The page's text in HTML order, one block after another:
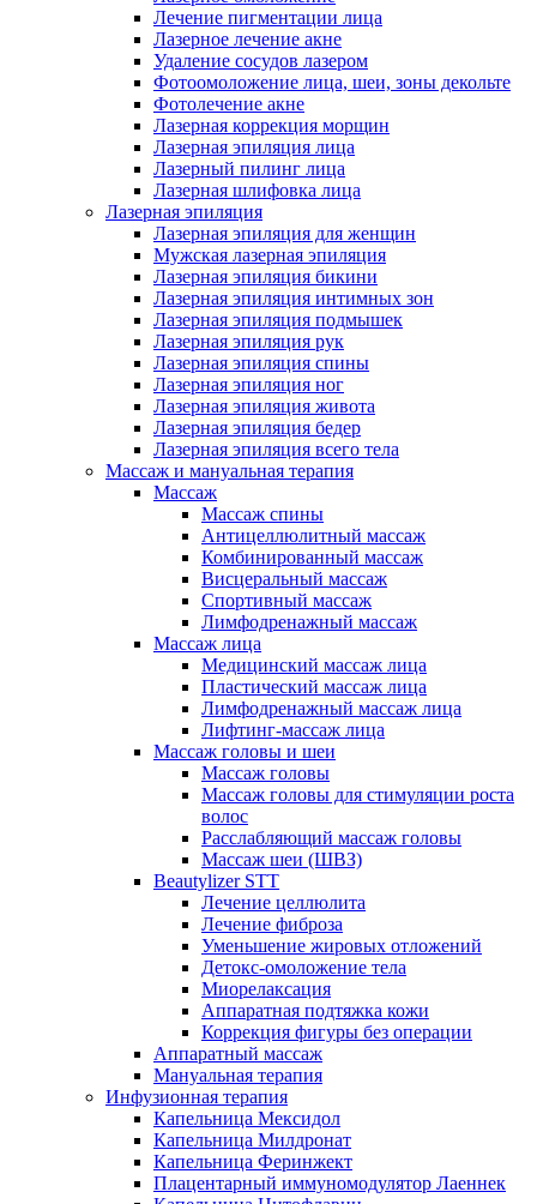
Лечение пигментации лица
Лазерное лечение акне
Удаление сосудов лазером
Фотоомоложение лица, шеи, зоны декольте
Фотолечение акне
Лазерная коррекция морщин
Лазерная эпиляция лица
Лазерный пилинг лица
Лазерная шлифовка лица
Лазерная эпиляция
Лазерная эпиляция для женщин
Мужская лазерная эпиляция
Лазерная эпиляция бикини
Лазерная эпиляция интимных зон
Лазерная эпиляция подмышек
Лазерная эпиляция рук
Лазерная эпиляция спины
Лазерная эпиляция ног
Лазерная эпиляция живота
Лазерная эпиляция бедер
Лазерная эпиляция всего тела
Массаж и мануальная терапия
Массаж
Массаж спины
Антицеллюлитный массаж
Комбинированный массаж
Висцеральный массаж
Спортивный массаж
Лимфодренажный массаж
Массаж лица
Медицинский массаж лица
Пластический массаж лица
Лимфодренажный массаж лица
Лифтинг-массаж лица
Массаж головы и шеи
Массаж головы
Массаж головы для стимуляции роста
волос
Расслабляющий массаж головы
Массаж шеи (ШВЗ)
Beautylizer STT
Лечение целлюлита
Лечение фиброза
Уменьшение жировых отложений
Детокс-омоложение тела
Миорелаксация
Аппаратная подтяжка кожи
Коррекция фигуры без операции
Аппаратный массаж
Мануальная терапия
Инфузионная терапия
Капельница Мексидол
Капельница Милдронат
Капельница Феринжект
Плацентарный иммуномодулятор Лаеннек